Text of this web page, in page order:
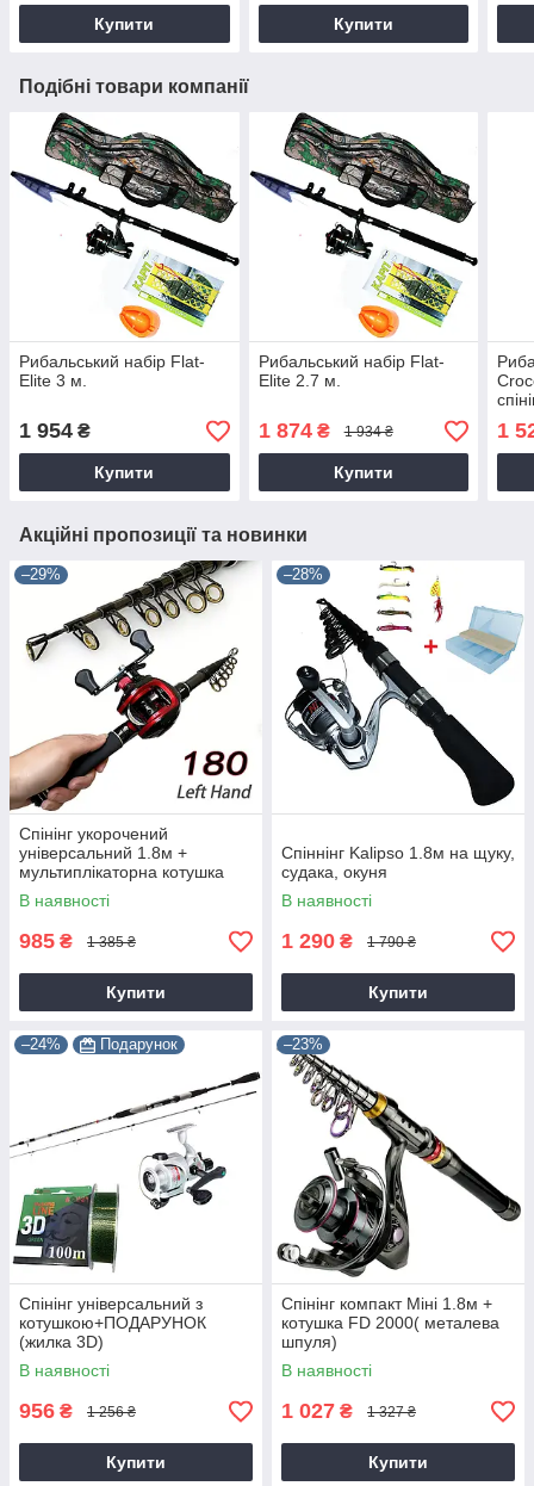
Купити Купити
Подібні товари компанії
Рибальський набір Flat-
Elite 3 м.
1 954 ₴
Купити
Рибальський набір Flat-
Elite 2.7 м.
1 874₴ 1 934 ₴
Купити
1
Акційні пропозиції та новинки
–29%
Спінінг укорочений
універсальний 1.8м +
мультиплікаторна котушка
В наявності
985 ₴ 1 385 ₴
Купити
–28%
Спіннінг Kalipso 1.8м на щуку,
судака, окуня
В наявності
1 290 ₴ 1 790 ₴
Купити
–24% Подарунок
Спінінг універсальний з
котушкою+ПОДАРУНОК
(жилка 3D)
В наявності
956 ₴ 1 256 ₴
Купити
–23%
Спінінг компакт Міні 1.8м +
котушка FD 2000( металева
шпуля)
В наявності
1 027 ₴ 1 327 ₴
Купити